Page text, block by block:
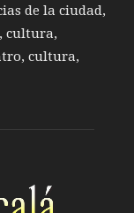
de la ciudad,
cultura,
cultura,